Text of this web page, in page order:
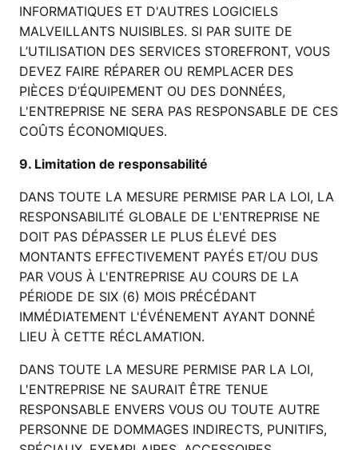
INFORMATIQUES ET D'AUTRES LOGICIELS
MALVEILLANTS NUISIBLES. SI PAR SUITE DE
L’UTILISATION DES SERVICES STOREFRONT, VOUS
DEVEZ FAIRE RÉPARER OU REMPLACER DES
PIÈCES D’ÉQUIPEMENT OU DES DONNÉES,
L'ENTREPRISE NE SERA PAS RESPONSABLE DE CES
COÛTS ÉCONOMIQUES.
9. Limitation de responsabilité
DANS TOUTE LA MESURE PERMISE PAR LA LOI, LA
RESPONSABILITÉ GLOBALE DE L'ENTREPRISE NE
DOIT PAS DÉPASSER LE PLUS ÉLEVÉ DES
MONTANTS EFFECTIVEMENT PAYÉS ET/OU DUS
PAR VOUS À L'ENTREPRISE AU COURS DE LA
PÉRIODE DE SIX (6) MOIS PRÉCÉDANT
IMMÉDIATEMENT L'ÉVÉNEMENT AYANT DONNÉ
LIEU À CETTE RÉCLAMATION.
DANS TOUTE LA MESURE PERMISE PAR LA LOI,
L'ENTREPRISE NE SAURAIT ÊTRE TENUE
RESPONSABLE ENVERS VOUS OU TOUTE AUTRE
PERSONNE DE DOMMAGES INDIRECTS, PUNITIFS,